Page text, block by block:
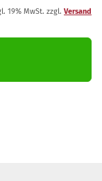
19% MwSt. zzgl. Versand